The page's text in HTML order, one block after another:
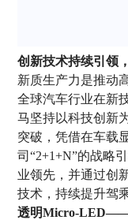
创新技术持续引领
新质生产力是推动
全球汽车行业在新
马坚持以科技创新
突破，凭借在车载
司“2+1+N”的战略
业领先，并通过创
技术，持续提升驾
透明Micro-LED——